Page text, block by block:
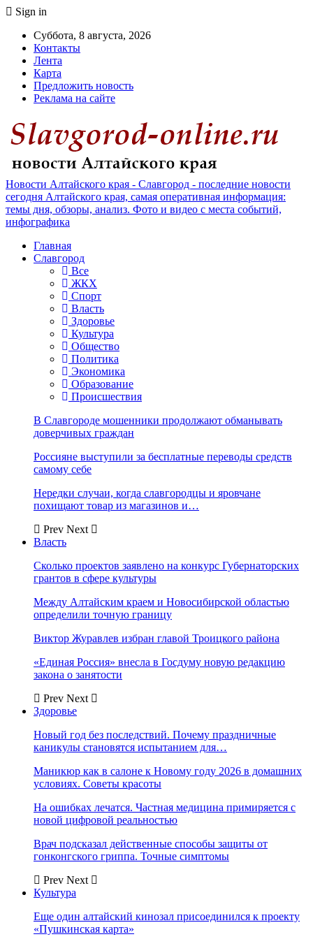
Sign in
Суббота, 8 августа, 2026
Контакты
Лента
Карта
Предложить новость
Реклама на сайте
Новости Алтайского края - Славгород - последние новости
сегодня Алтайского края, самая оперативная информация:
темы дня, обзоры, анализ. Фото и видео с места событий,
инфографика
Главная
Славгород
Все
ЖКХ
Спорт
Власть
Здоровье
Культура
Общество
Политика
Экономика
Образование
Происшествия
В Славгороде мошенники продолжают обманывать
доверчивых граждан
Россияне выступили за бесплатные переводы средств
самому себе
Нередки случаи, когда славгородцы и яровчане
похищают товар из магазинов и…
Prev Next
Власть
Сколько проектов заявлено на конкурс Губернаторских
грантов в сфере культуры
Между Алтайским краем и Новосибирской областью
определили точную границу
Виктор Журавлев избран главой Троицкого района
«Единая Россия» внесла в Госдуму новую редакцию
закона о занятости
Prev Next
Здоровье
Новый год без последствий. Почему праздничные
каникулы становятся испытанием для…
Маникюр как в салоне к Новому году 2026 в домашних
условиях. Советы красоты
На ошибках лечатся. Частная медицина примиряется с
новой цифровой реальностью
Врач подсказал действенные способы защиты от
гонконгского гриппа. Точные симптомы
Prev Next
Культура
Еще один алтайский кинозал присоединился к проекту
«Пушкинская карта»